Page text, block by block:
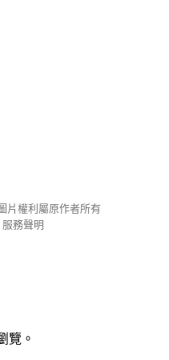
片權利屬原作者所有
服務聲明
覽。